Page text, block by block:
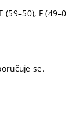
(59–50), F (49–0
se.